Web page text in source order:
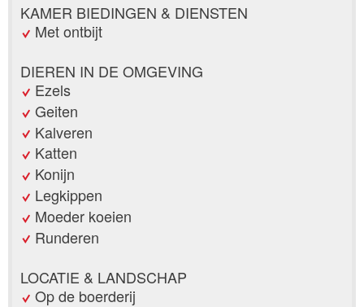
KAMER BIEDINGEN & DIENSTEN
Met ontbijt
DIEREN IN DE OMGEVING
Ezels
Geiten
Kalveren
Katten
Konijn
Legkippen
Moeder koeien
Runderen
LOCATIE & LANDSCHAP
Op de boerderij